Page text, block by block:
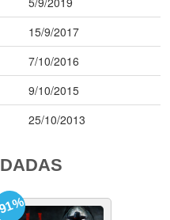
15/9/2017
7/10/2016
9/10/2015
25/10/2013